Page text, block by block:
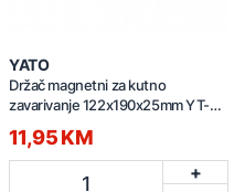
YATO
Držač magnetni za kutno
zavarivanje 122x190x25mm YT-
11,95 KM
1
+